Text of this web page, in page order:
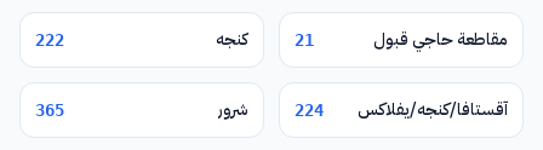
مقاطعة حاجي قبول 21 كنجه 222
آقستافا/كنجه/يفلاكس 224 شرور 365